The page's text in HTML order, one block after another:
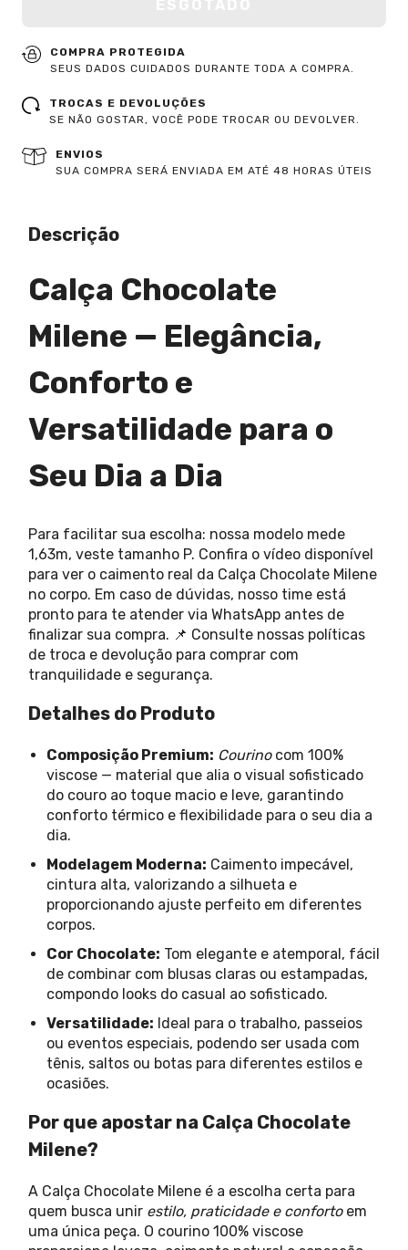
COMPRA PROTEGIDA
SEUS DADOS CUIDADOS DURANTE TODA A COMPRA.
TROCAS E DEVOLUÇÕES
SE NÃO GOSTAR, VOCÊ PODE TROCAR OU DEVOLVER.
ENVIOS
SUA COMPRA SERÁ ENVIADA EM ATÉ 48 HORAS ÚTEIS
Descrição
Calça Chocolate
Milene — Elegância,
Conforto e
Versatilidade para o
Seu Dia a Dia
Para facilitar sua escolha: nossa modelo mede
1,63m, veste tamanho P. Confira o vídeo disponível
para ver o caimento real da Calça Chocolate Milene
no corpo. Em caso de dúvidas, nosso time está
pronto para te atender via WhatsApp antes de
finalizar sua compra. 📌 Consulte nossas políticas
de troca e devolução para comprar com
tranquilidade e segurança.
Detalhes do Produto
Composição Premium: Courinocom 100%
viscose — material que alia o visual sofisticado
do couro ao toque macio e leve, garantindo
conforto térmico e flexibilidade para o seu dia a
dia.
Modelagem Moderna: Caimento impecável,
cintura alta, valorizando a silhueta e
proporcionando ajuste perfeito em diferentes
corpos.
Cor Chocolate: Tom elegante e atemporal, fácil
de combinar com blusas claras ou estampadas,
compondo looks do casual ao sofisticado.
Versatilidade: Ideal para o trabalho, passeios
ou eventos especiais, podendo ser usada com
tênis, saltos ou botas para diferentes estilos e
ocasiões.
Por que apostar na Calça Chocolate
Milene?
A Calça Chocolate Milene é a escolha certa para
quem busca unir estilo, praticidade e confortoem
uma única peça. O courino 100% viscose